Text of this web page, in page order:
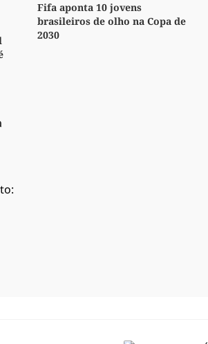
Fifa aponta 10 jovens
brasileiros de olho na Copa de
2030